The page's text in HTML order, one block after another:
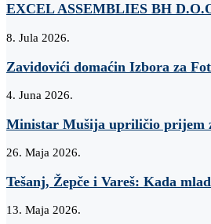
EXCEL ASSEMBLIES BH
8. Jula 2026.
Zavidovići domaćin Izbora za
4. Juna 2026.
Ministar Mušija upriličio prijem
26. Maja 2026.
Tešanj, Žepče i Vareš: Kada
13. Maja 2026.